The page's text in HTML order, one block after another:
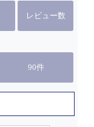
レビュー数
90件